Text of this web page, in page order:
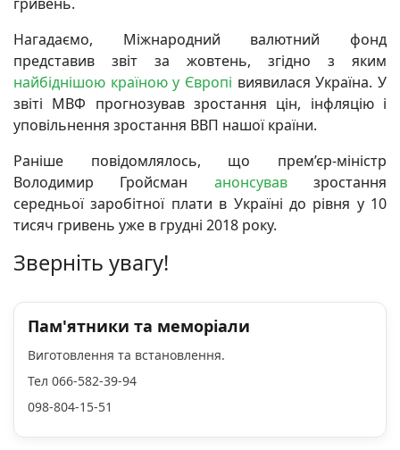
Нагадаємо, Міжнародний валютний фонд
представив звіт за жовтень, згідно з яким
найбіднішою країною у Європі виявилася Україна. У
звіті МВФ прогнозував зростання цін, інфляцію і
уповільнення зростання ВВП нашої країни.
Раніше повідомлялось, що прем’єр-міністр
Володимир Гройсман анонсувавзростання
середньої заробітної плати в Україні до рівня у 10
тисяч гривень уже в грудні 2018 року.
Зверніть увагу!
Пам'ятники та меморіали
Виготовлення та встановлення.
Тел 066-582-39-94
098-804-15-51